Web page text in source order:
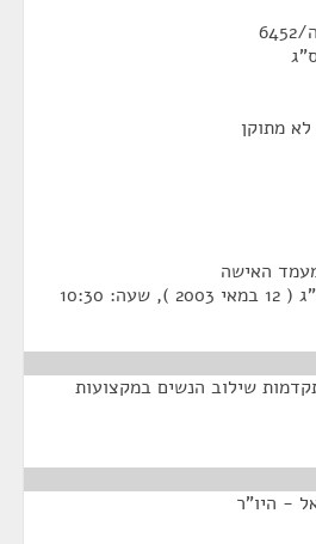
מתוקן
האישה
10:30
שילוב הנשים במקצועות
- היו"ר